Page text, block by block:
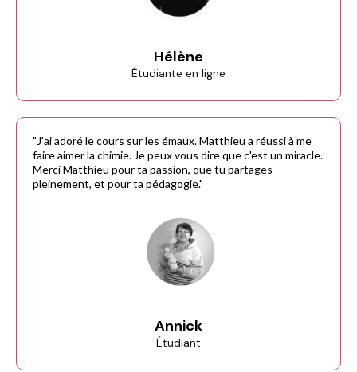
Hélène
Étudiante en ligne
"J'ai adoré le cours sur les émaux. Matthieu a réussi à me
faire aimer la chimie. Je peux vous dire que c'est un miracle.
Merci Matthieu pour ta passion, que tu partages
pleinement, et pour ta pédagogie."
Annick
Étudiant